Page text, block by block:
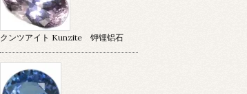
クンツアイト Kunzite 钾锂铝石